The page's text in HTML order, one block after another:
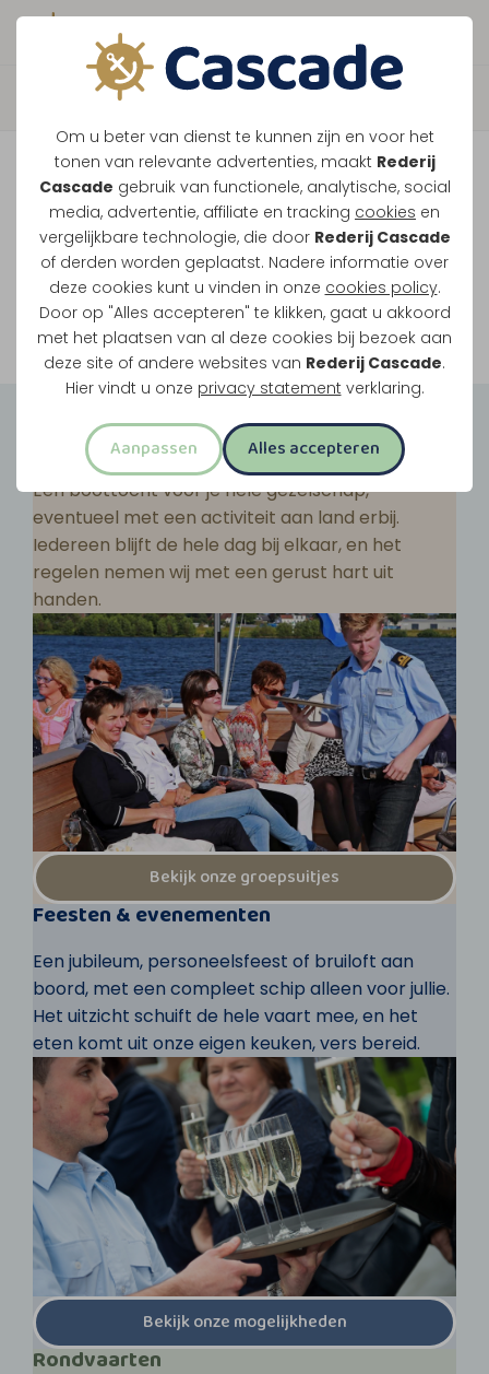
Om u beter van dienst te kunnen zijn en voor het
tonen van relevante advertenties, maakt Rederij
Cascade gebruik van functionele, analytische, social
media, advertentie, affiliate en tracking cookies en
vergelijkbare technologie, die door Rederij Cascade
of derden worden geplaatst. Nadere informatie over
deze cookies kunt u vinden in onze cookies policy.
Door op "Alles accepteren" te klikken, gaat u akkoord
met het plaatsen van al deze cookies bij bezoek aan
deze site of andere websites van Rederij Cascade.
Hier vindt u onze privacy statement verklaring.
Aanpassen Alles accepteren
Boek direct je vaart
Vaar je mee over de
Maasplassen?
Ondanks de lage waterstanden gaan
onze vaarten gewoon door.
Bekijk onze rondvaarten
Groepsuitjes
Een boottocht voor je hele gezelschap,
eventueel met een activiteit aan land erbij.
Iedereen blijft de hele dag bij elkaar, en het
regelen nemen wij met een gerust hart uit
handen.
Bekijk onze groepsuitjes
Feesten & evenementen
Een jubileum, personeelsfeest of bruiloft aan
boord, met een compleet schip alleen voor jullie.
Het uitzicht schuift de hele vaart mee, en het
eten komt uit onze eigen keuken, vers bereid.
Bekijk onze mogelijkheden
Rondvaarten